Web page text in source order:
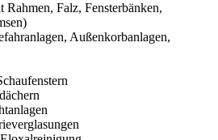
Rahmen, Falz, Fensterbänken,
Außenkorbanlagen,